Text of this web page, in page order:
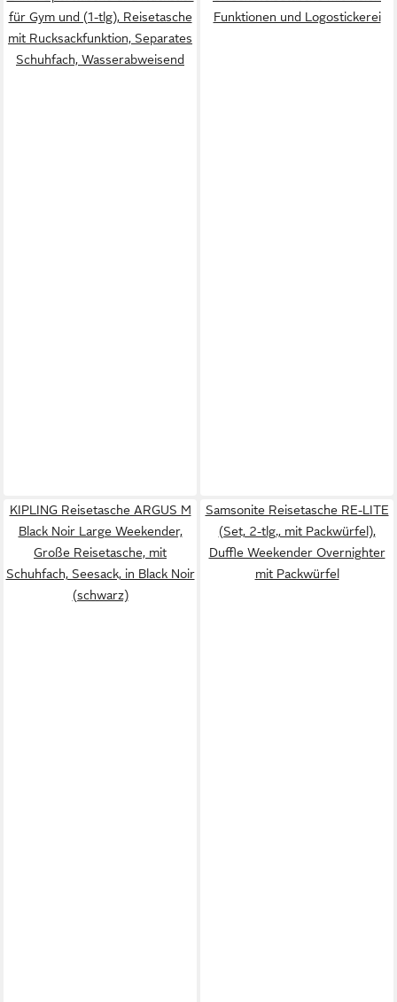
für Gym und (1-tlg), Reisetasche
mit Rucksackfunktion, Separates
Schuhfach, Wasserabweisend
Funktionen und Logostickerei
KIPLING Reisetasche ARGUS M
Black Noir Large Weekender,
Große Reisetasche, mit
Schuhfach, Seesack, in Black Noir
(schwarz)
Samsonite Reisetasche RE-LITE
(Set, 2-tlg., mit Packwürfel),
Duffle Weekender Overnighter
mit Packwürfel